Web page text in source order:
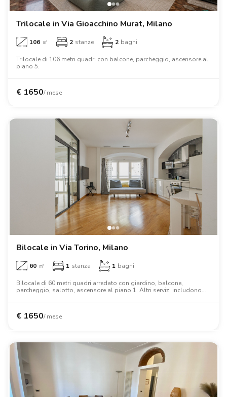
Trilocale in Via Gioacchino Murat, Milano
106 ㎡ 2 stanze 2 bagni
Trilocale di 106 metri quadri con balcone, parcheggio, ascensore al
piano 5.
€ 1650/ mese
Bilocale in Via Torino, Milano
60 ㎡ 1 stanza 1 bagni
Bilocale di 60 metri quadri arredato con giardino, balcone,
parcheggio, salotto, ascensore al piano 1. Altri servizi includono
€ 1650/ mese